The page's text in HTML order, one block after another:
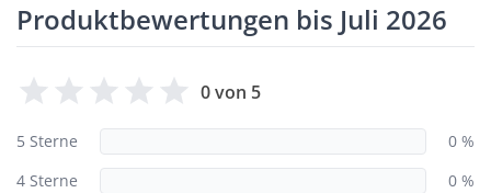
Produktbewertungen bis Juli 2026
0 von 5
5 Sterne
0 %
4 Sterne
0 %